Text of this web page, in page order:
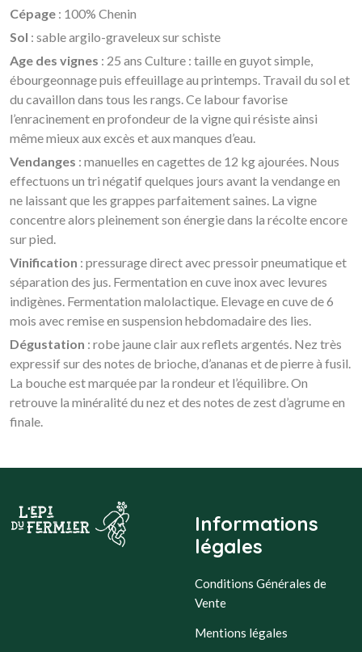
Cépage : 100% Chenin
Sol : sable argilo-graveleux sur schiste
Age des vignes : 25 ans Culture : taille en guyot simple,
ébourgeonnage puis effeuillage au printemps. Travail du sol et
du cavaillon dans tous les rangs. Ce labour favorise
l’enracinement en profondeur de la vigne qui résiste ainsi
même mieux aux excès et aux manques d’eau.
Vendanges : manuelles en cagettes de 12 kg ajourées. Nous
effectuons un tri négatif quelques jours avant la vendange en
ne laissant que les grappes parfaitement saines. La vigne
concentre alors pleinement son énergie dans la récolte encore
sur pied.
Vinification : pressurage direct avec pressoir pneumatique et
séparation des jus. Fermentation en cuve inox avec levures
indigènes. Fermentation malolactique. Elevage en cuve de 6
mois avec remise en suspension hebdomadaire des lies.
Dégustation : robe jaune clair aux reflets argentés. Nez très
expressif sur des notes de brioche, d’ananas et de pierre à fusil.
La bouche est marquée par la rondeur et l’équilibre. On
retrouve la minéralité du nez et des notes de zest d’agrume en
finale.
Informations
légales
Conditions Générales de
Vente
Mentions légales